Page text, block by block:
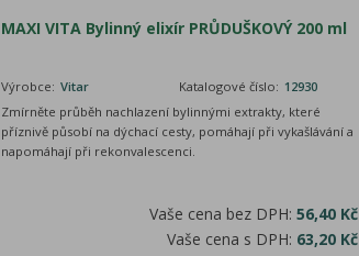
MAXI VITA Bylinný elixír PRŮDUŠKOVÝ 200 ml
Výrobce: Vitar Katalogové číslo: 12930
Zmírněte průběh nachlazení bylinnými extrakty, které
příznivě působí na dýchací cesty, pomáhají při vykašlávání a
napomáhají při rekonvalescenci.
Vaše cena bez DPH: 56,40 Kč
Vaše cena s DPH: 63,20 Kč